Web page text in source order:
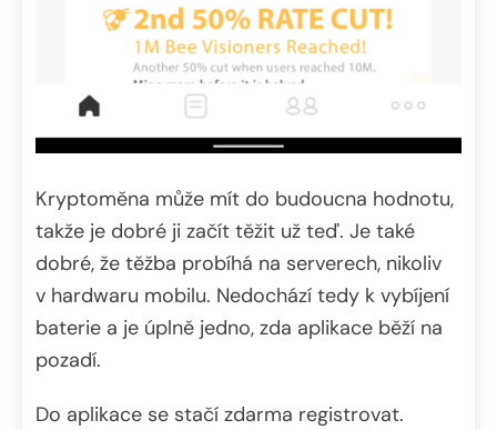
Kryptoměna může mít do budoucna hodnotu,
takže je dobré ji začít těžit už teď. Je také
dobré, že těžba probíhá na serverech, nikoliv
v hardwaru mobilu. Nedochází tedy k vybíjení
baterie a je úplně jedno, zda aplikace běží na
pozadí.
Do aplikace se stačí zdarma registrovat.